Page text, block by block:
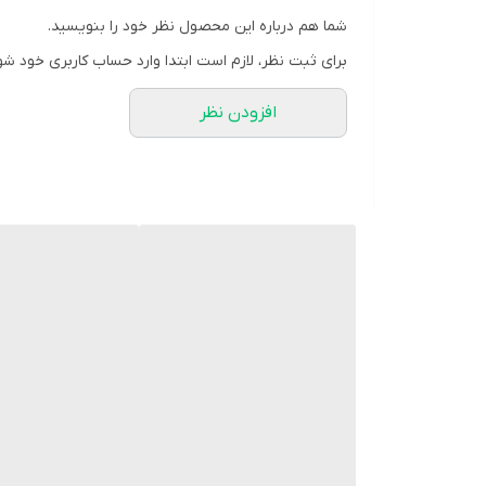
شما هم درباره این محصول نظر خود را بنویسید.
برای ثبت نظر، لازم است ابتدا وارد حساب کاربری خود
افزودن نظر